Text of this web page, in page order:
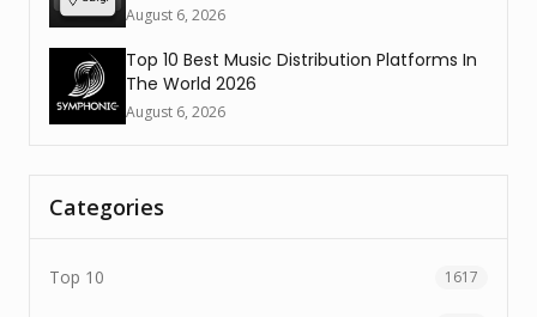
August 6, 2026
Top 10 Best Music Distribution Platforms In
The World 2026
August 6, 2026
Categories
Top 10 1617